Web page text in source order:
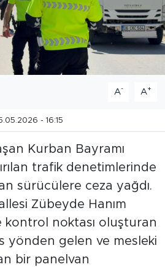
A- A+
- 16:15
Kurban Bayramı
trafik denetimlerinde
sürücülere ceza yağdı.
Zübeyde Hanım
kontrol noktası oluşturan
yönden gelen ve mesleki
bir panelvan